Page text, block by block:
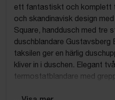
ett fantastiskt och komplett
och skandinavisk design
Square, handdusch med tre
duschblandare Gustavsberg
taksilen ger en härlig
kliver in i duschen. Elegant
termostatblandare med